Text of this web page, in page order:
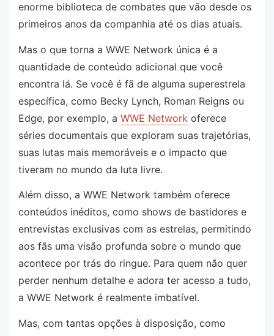
enorme biblioteca de combates que vão desde os
primeiros anos da companhia até os dias atuais.
Mas o que torna a WWE Network única é a
quantidade de conteúdo adicional que você
encontra lá. Se você é fã de alguma superestrela
específica, como Becky Lynch, Roman Reigns ou
Edge, por exemplo, a WWE Network oferece
séries documentais que exploram suas trajetórias,
suas lutas mais memoráveis e o impacto que
tiveram no mundo da luta livre.
Além disso, a WWE Network também oferece
conteúdos inéditos, como shows de bastidores e
entrevistas exclusivas com as estrelas, permitindo
aos fãs uma visão profunda sobre o mundo que
acontece por trás do ringue. Para quem não quer
perder nenhum detalhe e adora ter acesso a tudo,
a WWE Network é realmente imbatível.
Mas, com tantas opções à disposição, como